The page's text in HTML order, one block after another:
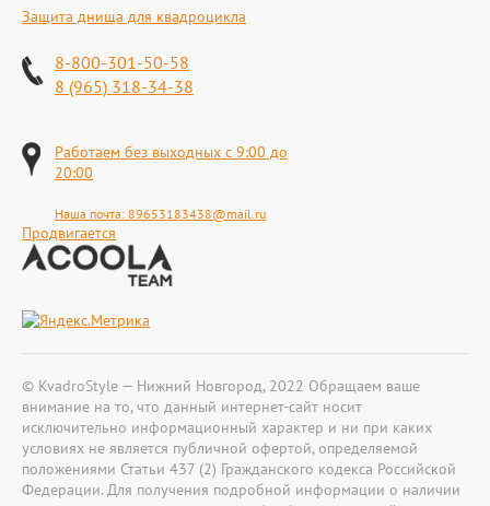
Защита днища для квадроцикла
8-800-301-50-58
8 (965) 318-34-38
Работаем без выходных с 9:00 до
20:00
Наша почта: 89653183438@mail.ru
Продвигается
© KvadroStyle — Нижний Новгород, 2022 Обращаем ваше
внимание на то, что данный интернет-сайт носит
исключительно информационный характер и ни при каких
условиях не является публичной офертой, определяемой
положениями Статьи 437 (2) Гражданского кодекса Российской
Федерации. Для получения подробной информации о наличии